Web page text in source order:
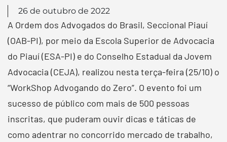
26 de outubro de 2022
A Ordem dos Advogados do Brasil, Seccional Piauí
(OAB-PI), por meio da Escola Superior de Advocacia
do Piauí (ESA-PI) e do Conselho Estadual da Jovem
Advocacia (CEJA), realizou nesta terça-feira (25/10) o
“WorkShop Advogando do Zero”. O evento foi um
sucesso de público com mais de 500 pessoas
inscritas, que puderam ouvir dicas e táticas de
como adentrar no concorrido mercado de trabalho,